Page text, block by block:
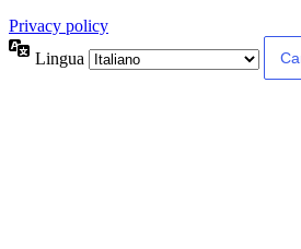
Privacy policy
Lingua